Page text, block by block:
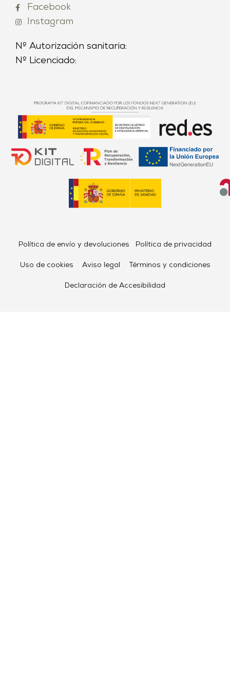
Facebook
Instagram
Nº Autorización sanitaria:
Nº Licenciado:
Política de envío y devoluciones Política de privacidad
Uso de cookies Aviso legal Términos y condiciones
Declaración de Accesibilidad